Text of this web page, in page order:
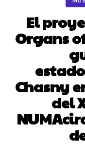
El
Organs
Chasny
del